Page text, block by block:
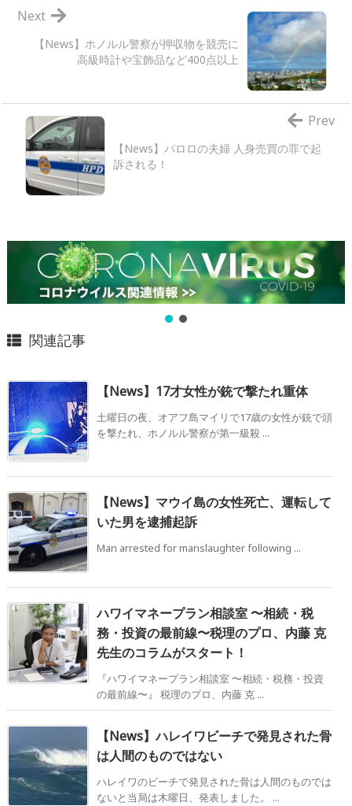
【News】ホノルル警察が押収物を競売に
高級時計や宝飾品など400点以上
Next
【News】パロロの夫婦 人身売買の罪で起
訴される！
Prev
関連記事
【News】17才女性が銃で撃たれ重体
土曜日の夜、オアフ島マイリで17歳の女性が銃で頭
を撃たれ、ホノルル警察が第一級殺 ...
【News】マウイ島の女性死亡、運転して
いた男を逮捕起訴
Man arrested for manslaughter following ...
ハワイマネープラン相談室 〜相続・税
務・投資の最前線〜税理のプロ、内藤 克
先生のコラムがスタート！
『ハワイマネープラン相談室 〜相続・税務・投資
の最前線〜』 税理のプロ、内藤 克 ...
【News】ハレイワビーチで発見された骨
は人間のものではない
ハレイワのビーチで発見された骨は人間のものでは
ないと当局は木曜日、発表しました。 ...